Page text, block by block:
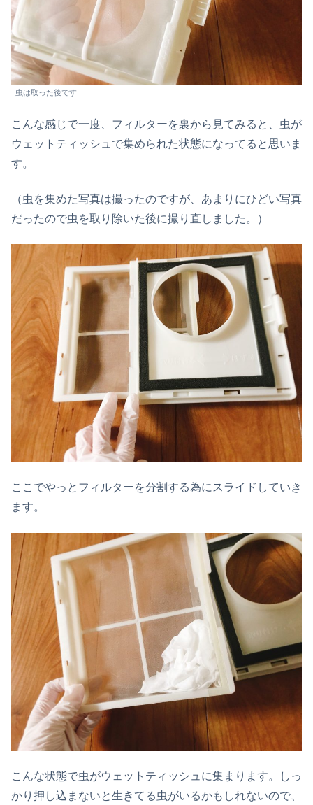
虫は取った後です
こんな感じで一度、フィルターを裏から見てみると、虫が
ウェットティッシュで集められた状態になってると思いま
す。
（虫を集めた写真は撮ったのですが、あまりにひどい写真
だったので虫を取り除いた後に撮り直しました。）
ここでやっとフィルターを分割する為にスライドしていき
ます。
こんな状態で虫がウェットティッシュに集まります。しっ
かり押し込まないと生きてる虫がいるかもしれないので、